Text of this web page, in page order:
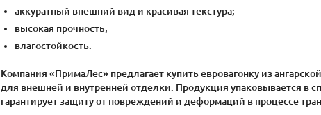
аккуратный внешний вид и красивая текстура;
высокая прочность;
влагостойкость.
Компания «ПримаЛес» предлагает купить евровагонку из
для внешней и внутренней отделки. Продукция упаковывается в
гарантирует защиту от повреждений и деформаций в процессе